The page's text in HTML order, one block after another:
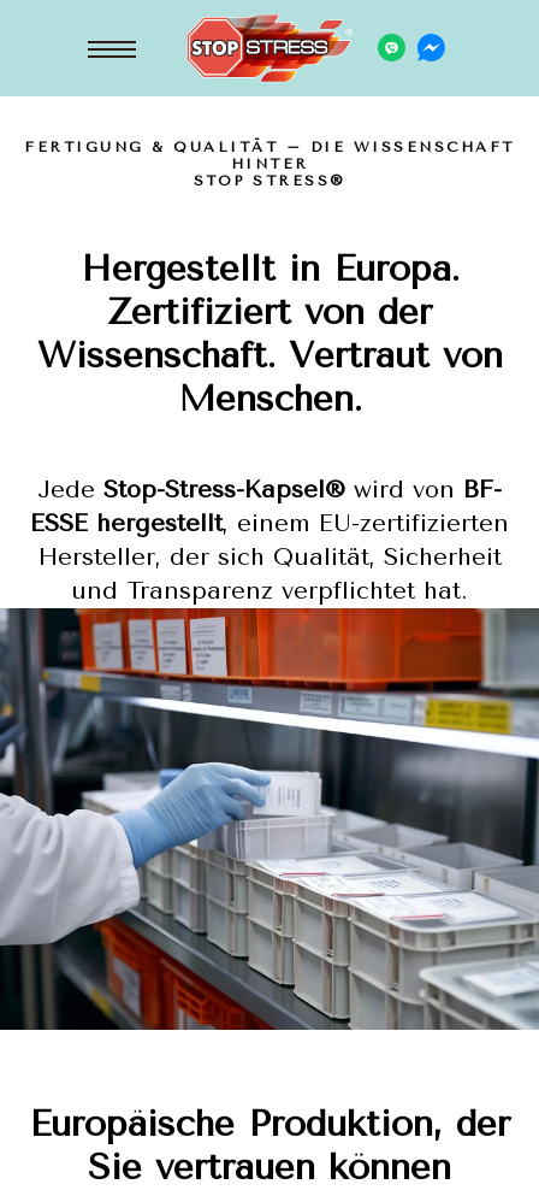
FERTIGUNG & QUALITÄT – DIE WISSENSCHAFT
HINTER
STOP STRESS®
Hergestellt in Europa.
Zertifiziert von der
Wissenschaft. Vertraut von
Menschen.
Jede Stop-Stress-Kapsel® wird von BF-
ESSE hergestellt, einem EU-zertifizierten
Hersteller, der sich Qualität, Sicherheit
und Transparenz verpflichtet hat.
Europäische Produktion, der
Sie vertrauen können